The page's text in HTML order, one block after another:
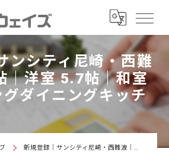
ンシティ尼崎・西難
｜洋室 5.7帖｜和室
ダイニングキッチ
ブログ 新規登録｜サンシティ尼崎・西難波｜洋室 6帖｜洋室 5.7帖｜和室 6畳｜リビングダイニングキッチン 13.8｜